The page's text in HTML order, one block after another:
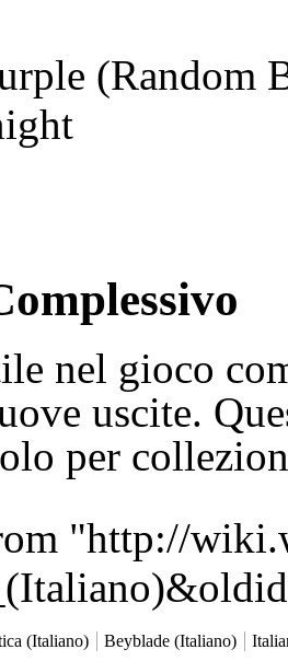
(Random
nel gioco
uscite.
per
"http://
(Italiano) Beyblade (Italiano)